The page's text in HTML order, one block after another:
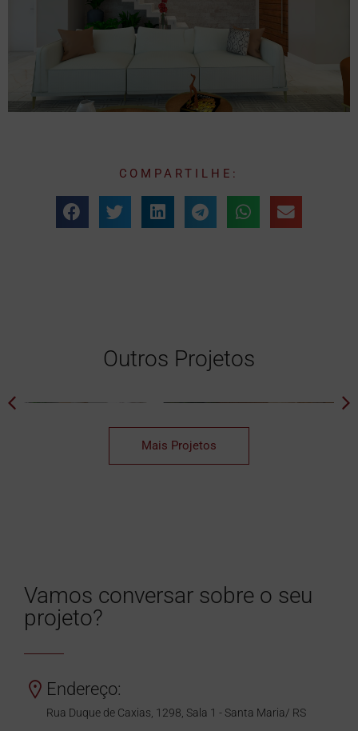
COMPARTILHE:
Outros Projetos
Mais Projetos
Vamos conversar sobre o seu
projeto?
Endereço:
Rua Duque de Caxias, 1298, Sala 1 - Santa Maria/ RS